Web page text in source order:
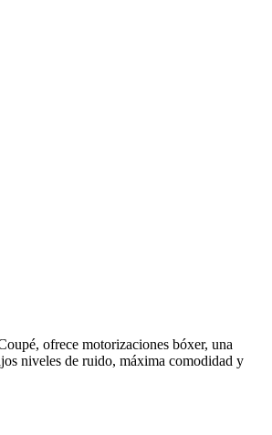
ofrece motorizaciones bóxer, una
niveles de ruido, máxima comodidad y